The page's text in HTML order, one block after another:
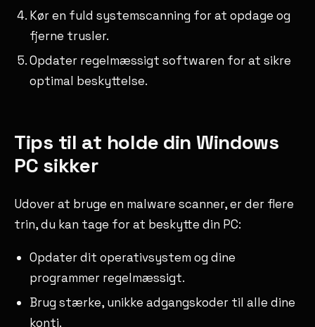
Kør en fuld systemscanning for at opdage og
fjerne trusler.
Opdater regelmæssigt softwaren for at sikre
optimal beskyttelse.
Tips til at holde din Windows
PC sikker
Udover at bruge en malware scanner, er der flere
trin, du kan tage for at beskytte din PC:
Opdater dit operativsystem og dine
programmer regelmæssigt.
Brug stærke, unikke adgangskoder til alle dine
konti.